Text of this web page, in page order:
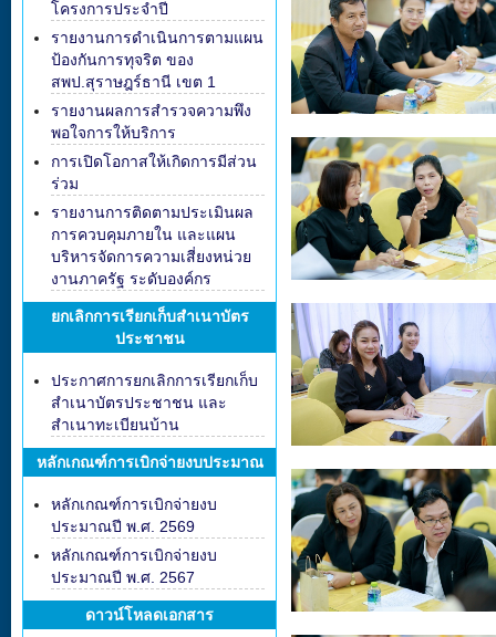
โครงการประจำปี
รายงานการดำเนินการตามแผน
ป้องกันการทุจริต ของ
สพป.สุราษฎร์ธานี เขต 1
รายงานผลการสำรวจความพึง
พอใจการให้บริการ
การเปิดโอกาสให้เกิดการมีส่วน
ร่วม
รายงานการติดตามประเมินผล
การควบคุมภายใน และแผน
บริหารจัดการความเสี่ยงหน่วย
งานภาครัฐ ระดับองค์กร
ยกเลิกการเรียกเก็บสำเนาบัตร
ประชาชน
ประกาศการยกเลิกการเรียกเก็บ
สำเนาบัตรประชาชน และ
สำเนาทะเบียนบ้าน
หลักเกณฑ์การเบิกจ่ายงบประมาณ
หลักเกณฑ์การเบิกจ่ายงบ
ประมาณปี พ.ศ. 2569
หลักเกณฑ์การเบิกจ่ายงบ
ประมาณปี พ.ศ. 2567
ดาวน์โหลดเอกสาร